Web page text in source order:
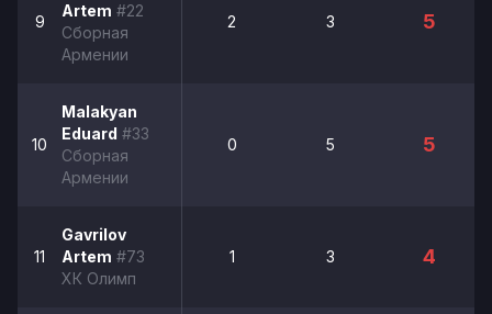
9
Artem #22
Сборная
Армении
2 3 5
10
Malakyan
Eduard #33
Сборная
Армении
0 5 5
11
Gavrilov
Artem #73
ХК Олимп
1 3 4